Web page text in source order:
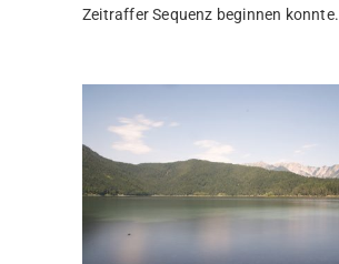
Zeitraffer Sequenz beginnen konnte.